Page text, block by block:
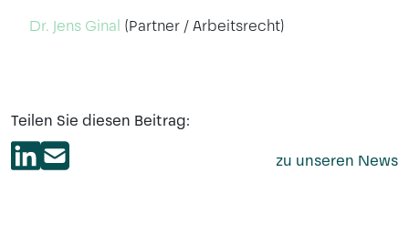
Dr. Jens Ginal (Partner / Arbeitsrecht)
Teilen Sie diesen Beitrag:
zu unseren News